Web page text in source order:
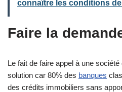
connaître les conditions
Faire la
Le fait de faire appel à une
solution car 80% des banques
des crédits immobiliers sans